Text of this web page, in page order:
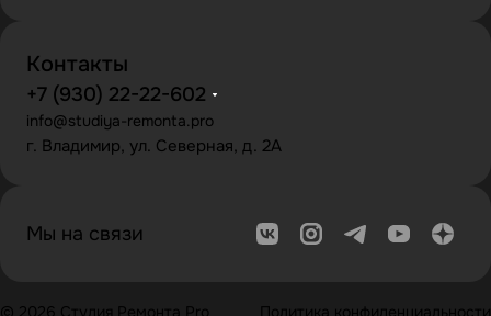
Контакты
+7 (930) 22-22-602
info@studiya-remonta.pro
г. Владимир, ул. Северная, д. 2А
Мы на связи
© 2026 Студия Ремонта Pro Политика конфиденциальности